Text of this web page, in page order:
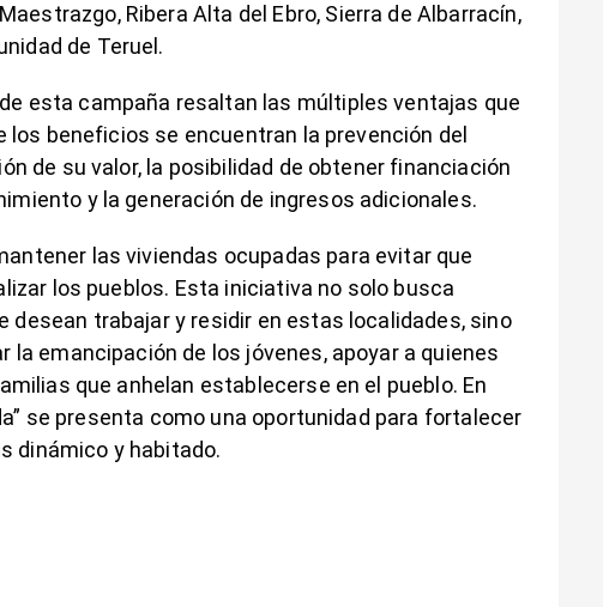
Ribera Alta del Ebro, Sierra de Albarracín,
de Teruel.
esta campaña resaltan las múltiples ventajas que
los beneficios se encuentran la prevención del
de su valor, la posibilidad de obtener financiación
y la generación de ingresos adicionales.
las viviendas ocupadas para evitar que
los pueblos. Esta iniciativa no solo busca
desean trabajar y residir en estas localidades, sino
emancipación de los jóvenes, apoyar a quienes
que anhelan establecerse en el pueblo. En
se presenta como una oportunidad para fortalecer
dinámico y habitado.